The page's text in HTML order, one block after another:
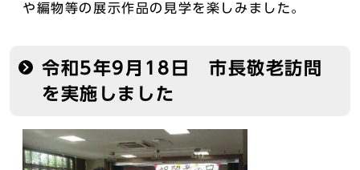
や編物等の展示作品の見学を楽しみました。
令和5年9月18日 市長敬老訪問
を実施しました